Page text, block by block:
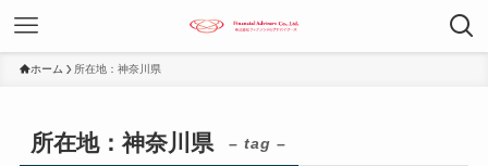
ホーム 所在地：神奈川県
所在地：神奈川県 – tag –